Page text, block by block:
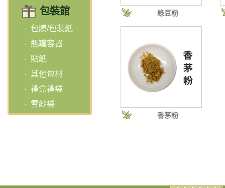
包裝館
包膜/包裝紙
瓶罐容器
貼紙
其他包材
禮盒禮袋
雪紗袋
綠豆粉
香茅粉